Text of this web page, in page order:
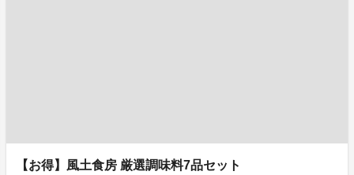
【お得】風土食房 厳選調味料7品セット